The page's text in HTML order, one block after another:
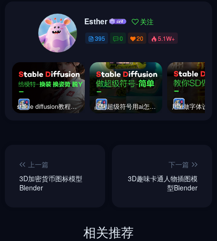
Esther 关注
395 0 20 5.1W+
stable diffusion教程｜换衣｜换模特｜换动作｜换装｜手把手教学 品牌超级符号用ai怎么做？stable diffusion简易教学来了
上一篇
3D加密货币图标模型
Blender
下一篇
3D趣味卡通人物插图模
型Blender
相关推荐